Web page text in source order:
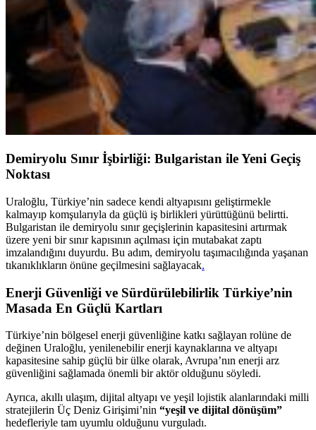
Demiryolu Sınır İşbirliği: Bulgaristan ile Yeni Geçiş
Noktası
Uraloğlu, Türkiye’nin sadece kendi altyapısını geliştirmekle
kalmayıp komşularıyla da güçlü iş birlikleri yürüttüğünü belirtti.
Bulgaristan ile demiryolu sınır geçişlerinin kapasitesini artırmak
üzere yeni bir sınır kapısının açılması için mutabakat zaptı
imzalandığını duyurdu. Bu adım, demiryolu taşımacılığında yaşanan
tıkanıklıkların önüne geçilmesini sağlayacak.
Enerji Güvenliği ve Sürdürülebilirlik Türkiye’nin
Masada En Güçlü Kartları
Türkiye’nin bölgesel enerji güvenliğine katkı sağlayan rolüne de
değinen Uraloğlu, yenilenebilir enerji kaynaklarına ve altyapı
kapasitesine sahip güçlü bir ülke olarak, Avrupa’nın enerji arz
güvenliğini sağlamada önemli bir aktör olduğunu söyledi.
Ayrıca, akıllı ulaşım, dijital altyapı ve yeşil lojistik alanlarındaki milli
stratejilerin Üç Deniz Girişimi’nin “yeşil ve dijital dönüşüm”
hedefleriyle tam uyumlu olduğunu vurguladı.